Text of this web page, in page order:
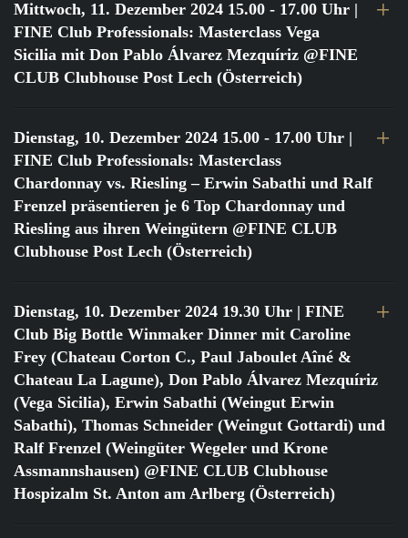
Mittwoch, 11. Dezember 2024 15.00 - 17.00 Uhr |
FINE Club Professionals: Masterclass Vega
Sicilia mit Don Pablo Álvarez Mezquíriz @FINE
CLUB Clubhouse Post Lech (Österreich)
Dienstag, 10. Dezember 2024 15.00 - 17.00 Uhr |
FINE Club Professionals: Masterclass
Chardonnay vs. Riesling – Erwin Sabathi und Ralf
Frenzel präsentieren je 6 Top Chardonnay und
Riesling aus ihren Weingütern @FINE CLUB
Clubhouse Post Lech (Österreich)
Dienstag, 10. Dezember 2024 19.30 Uhr | FINE
Club Big Bottle Winmaker Dinner mit Caroline
Frey (Chateau Corton C., Paul Jaboulet Aîné &
Chateau La Lagune), Don Pablo Álvarez Mezquíriz
(Vega Sicilia), Erwin Sabathi (Weingut Erwin
Sabathi), Thomas Schneider (Weingut Gottardi) und
Ralf Frenzel (Weingüter Wegeler und Krone
Assmannshausen) @FINE CLUB Clubhouse
Hospizalm St. Anton am Arlberg (Österreich)